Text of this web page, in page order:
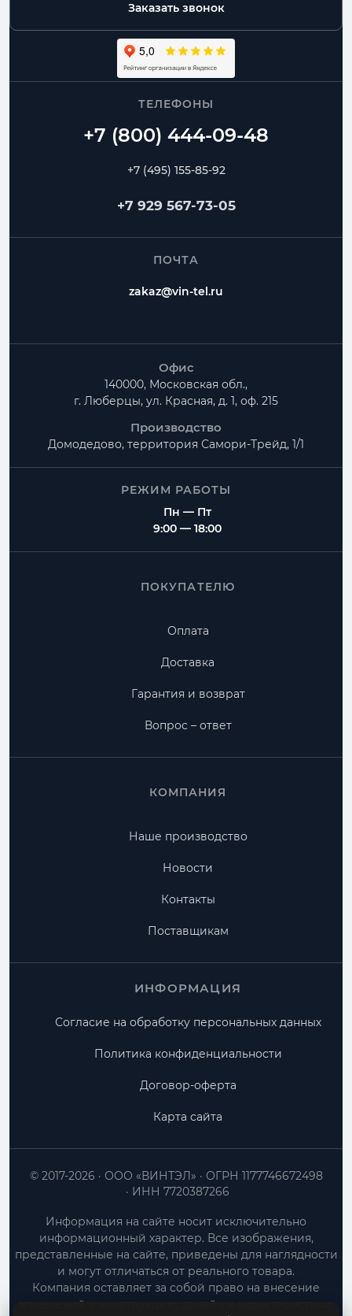
Заказать звонок
ТЕЛЕФОНЫ
+7 (495) 155-85-92
+7 929 567-73-05
ПОЧТА
zakaz@vin-tel.ru
Офис
140000, Московская обл.,
г. Люберцы, ул. Красная, д. 1, оф. 215
Производство
Домодедово, территория Самори-Трейд, 1/1
РЕЖИМ РАБОТЫ
Пн — Пт
9:00 — 18:00
ПОКУПАТЕЛЮ
Оплата
Доставка
Гарантия и возврат
Вопрос – ответ
КОМПАНИЯ
Наше производство
Новости
Контакты
Поставщикам
ИНФОРМАЦИЯ
Согласие на обработку персональных данных
Политика конфиденциальности
Договор-оферта
Карта сайта
ООО «ВИНТЭЛ»
ОГРН 1177746672498
ИНН 7720387266
© 2017-2026
Информация на сайте носит исключительно
информационный характер. Все изображения,
представленные на сайте, приведены для наглядности
и могут отличаться от реального товара.
Компания оставляет за собой право на внесение
изменений в конструкцию, дизайн и характеристики